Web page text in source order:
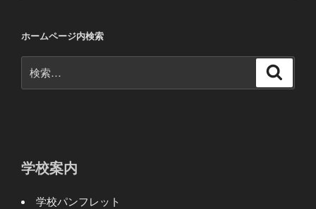
ホームページ内検索
索:
学校案内
学校パンフレット